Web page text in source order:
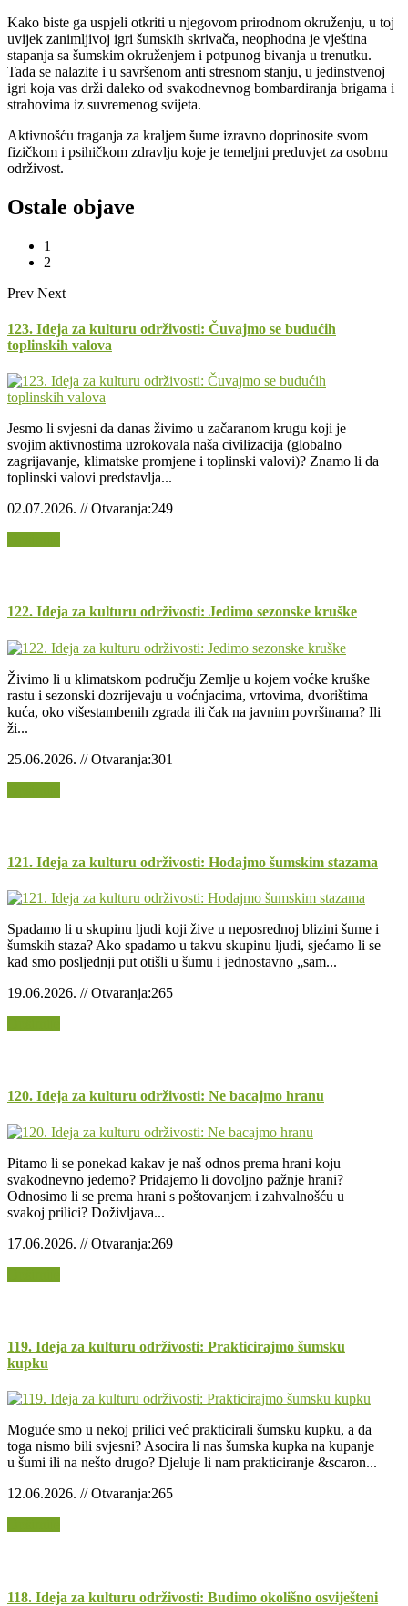
Kako biste ga uspjeli otkriti u njegovom prirodnom okruženju, u toj
uvijek zanimljivoj igri šumskih skrivača, neophodna je vještina
stapanja sa šumskim okruženjem i potpunog bivanja u trenutku.
Tada se nalazite i u savršenom anti stresnom stanju, u jedinstvenoj
igri koja vas drži daleko od svakodnevnog bombardiranja brigama i
strahovima iz suvremenog svijeta.
Aktivnošću traganja za kraljem šume izravno doprinosite svom
fizičkom i psihičkom zdravlju koje je temeljni preduvjet za osobnu
održivost.
Ostale objave
1
2
Prev Next
123. Ideja za kulturu održivosti: Čuvajmo se budućih
toplinskih valova
Jesmo li svjesni da danas živimo u začaranom krugu koji je
svojim aktivnostima uzrokovala naša civilizacija (globalno
zagrijavanje, klimatske promjene i toplinski valovi)? Znamo li da
toplinski valovi predstavlja...
02.07.2026. // Otvaranja:249
122. Ideja za kulturu održivosti: Jedimo sezonske kruške
Živimo li u klimatskom području Zemlje u kojem voćke kruške
rastu i sezonski dozrijevaju u voćnjacima, vrtovima, dvorištima
kuća, oko višestambenih zgrada ili čak na javnim površinama? Ili
ži...
25.06.2026. // Otvaranja:301
121. Ideja za kulturu održivosti: Hodajmo šumskim stazama
Spadamo li u skupinu ljudi koji žive u neposrednoj blizini šume i
šumskih staza? Ako spadamo u takvu skupinu ljudi, sjećamo li se
kad smo posljednji put otišli u šumu i jednostavno „sam...
19.06.2026. // Otvaranja:265
120. Ideja za kulturu održivosti: Ne bacajmo hranu
Pitamo li se ponekad kakav je naš odnos prema hrani koju
svakodnevno jedemo? Pridajemo li dovoljno pažnje hrani?
Odnosimo li se prema hrani s poštovanjem i zahvalnošću u
svakoj prilici? Doživljava...
17.06.2026. // Otvaranja:269
119. Ideja za kulturu održivosti: Prakticirajmo šumsku
kupku
Moguće smo u nekoj prilici već prakticirali šumsku kupku, a da
toga nismo bili svjesni? Asocira li nas šumska kupka na kupanje
u šumi ili na nešto drugo? Djeluje li nam prakticiranje &scaron...
12.06.2026. // Otvaranja:265
118. Ideja za kulturu održivosti: Budimo okolišno osviješteni